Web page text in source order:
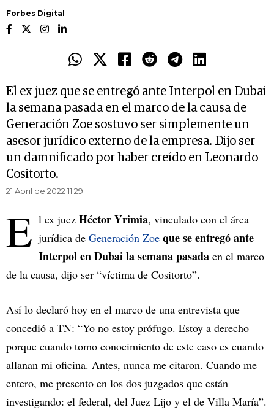
Forbes Digital
El ex juez que se entregó ante Interpol en Dubai
la semana pasada en el marco de la causa de
Generación Zoe sostuvo ser simplemente un
asesor jurídico externo de la empresa. Dijo ser
un damnificado por haber creído en Leonardo
Cositorto.
21 Abril de 2022 11.29
E l ex juez Héctor Yrimia, vinculado con el área
jurídica de Generación Zoe que se entregó ante
Interpol en Dubai la semana pasada en el marco
de la causa, dijo ser “víctima de Cositorto”.
Así lo declaró hoy en el marco de una entrevista que
concedió a TN: “Yo no estoy prófugo. Estoy a derecho
porque cuando tomo conocimiento de este caso es cuando
allanan mi oficina. Antes, nunca me citaron. Cuando me
entero, me presento en los dos juzgados que están
investigando: el federal, del Juez Lijo y el de Villa María”.